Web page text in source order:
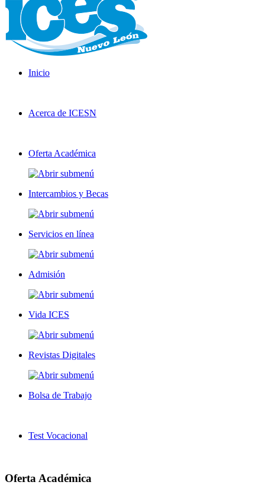
Inicio
Acerca de ICESN
Oferta Académica
Intercambios y Becas
Servicios en línea
Admisión
Vida ICES
Revistas Digitales
Bolsa de Trabajo
Test Vocacional
Oferta Académica